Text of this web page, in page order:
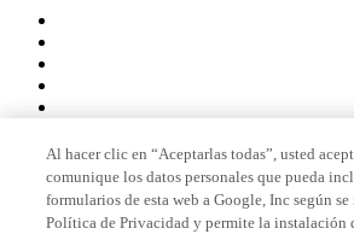
Miembro de
Al hacer clic en “Aceptarlas todas”, usted
comunique los datos personales que pueda
formularios de esta web a Google, Inc según
Política de Privacidad y permite la instalación